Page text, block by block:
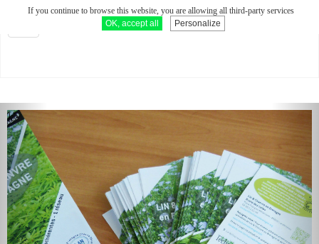
navigation
LIN ET CHANVRE EN BRETAGNE
');">
If you continue to browse this website, you are allowing all third-party services
OK, accept all
Personalize